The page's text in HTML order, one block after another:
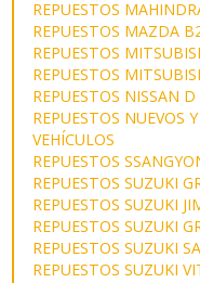
REPUESTOS
REPUESTOS MAZDA
REPUESTOS
REPUESTOS
REPUESTOS NISSAN
REPUESTOS NUEVOS
VEHÍCULOS
REPUESTOS
REPUESTOS SUZUKI
REPUESTOS SUZUKI
REPUESTOS SUZUKI
REPUESTOS SUZUKI
REPUESTOS SUZUKI